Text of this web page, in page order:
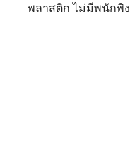
พลาสติก ไม่มีพนักพิง